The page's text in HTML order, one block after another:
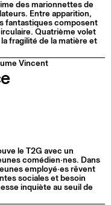
des marionnettes de
Entre apparition,
fantastiques composent
Quatrième volet
fragilité de la matière et
Vincent
le T2G avec un
comédien·nes. Dans
employé·es rêvent
sociales et besoin
inquiète au seuil de